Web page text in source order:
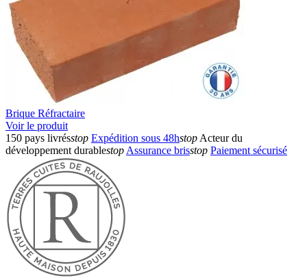
Brique Réfractaire
Voir le produit
150 pays livrésstop Expédition sous 48hstop Acteur du
développement durablestop Assurance brisstop Paiement sécurisé